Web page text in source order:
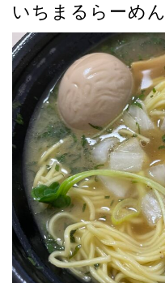
いちまるらーめん